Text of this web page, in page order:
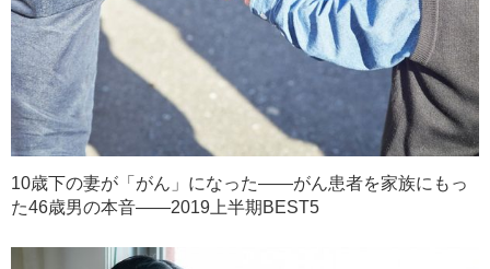
10歳下の妻が「がん」になった――がん患者を家族にもっ
た46歳男の本音――2019上半期BEST5